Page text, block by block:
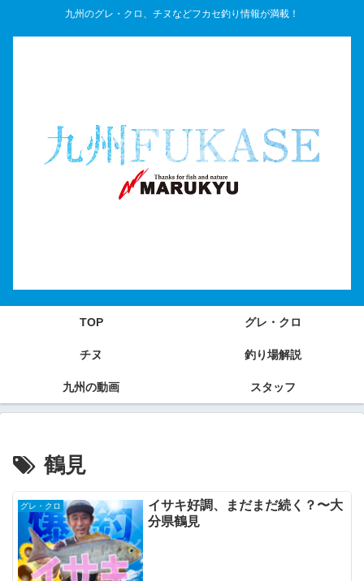
九州のグレ・クロ、チヌなどフカセ釣り情報が満載！
TOP グレ・クロ
チヌ 釣り場解説
九州の動画 スタッフ
鶴見
グレ・クロ
イサキ好調、まだまだ続く？〜大
分県鶴見